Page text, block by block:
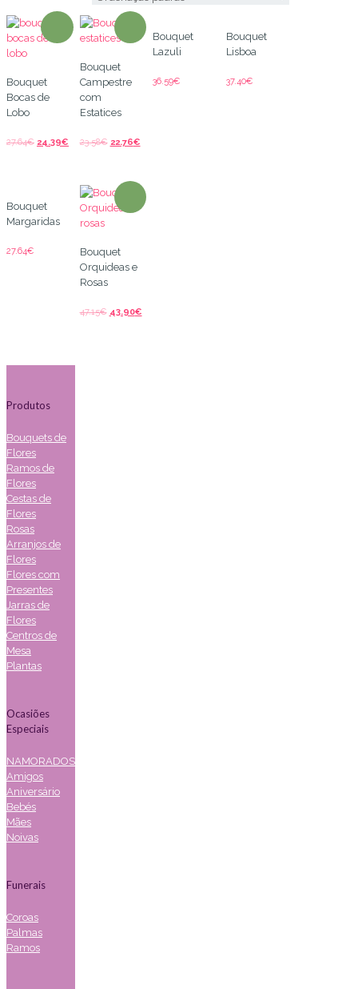
Bouquet
Bocas de
Lobo
27.64€ 24.39€
Bouquet
Campestre
com
Estatices
23.58€ 22.76€
Bouquet
Lazuli
36.59€
Bouquet
Lisboa
37.40€
Bouquet
Margaridas
27.64€
Bouquet
Orquideas e
Rosas
47.15€ 43.90€
Produtos
Bouquets de
Flores
Ramos de
Flores
Cestas de
Flores
Rosas
Arranjos de
Flores
Flores com
Presentes
Jarras de
Flores
Centros de
Mesa
Plantas
Ocasiões
Especiais
NAMORADOS
Amigos
Aniversário
Bebés
Mães
Noivas
Funerais
Coroas
Palmas
Ramos